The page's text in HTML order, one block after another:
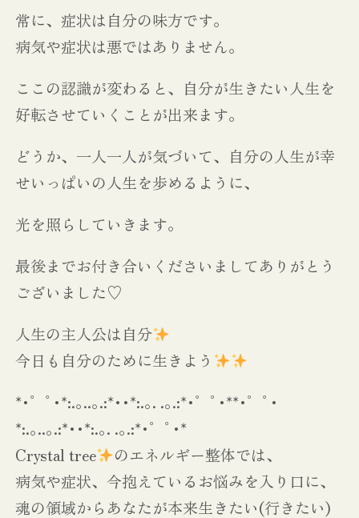
常に、症状は自分の味方です。
病気や症状は悪ではありません。
ここの認識が変わると、自分が生きたい人生を
好転させていくことが出来ます。
どうか、一人一人が気づいて、自分の人生が幸
せいっぱいの人生を歩めるように、
光を照らしていきます。
最後までお付き合いくださいましてありがとう
ございました♡
人生の主人公は自分
今日も自分のために生きよう
*･゜ﾟ･*:.｡..｡.:*･･*:.｡. .｡.:*･゜ﾟ･**･゜ﾟ･
*:.｡..｡.:*･･*:.｡. .｡.:*･゜ﾟ･*
Crystal tree
のエネルギー整体では、
病気や症状、今抱えているお悩みを入り口に、
魂の領域からあなたが本来生きたい(行きたい)